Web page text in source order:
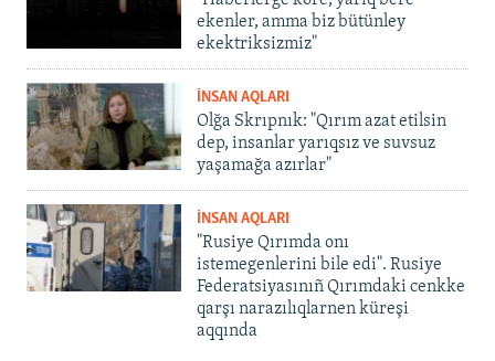
ekenler, amma biz bütünley
ekektriksizmiz"
İNSAN AQLARI
Olğa Skrıpnık: "Qırım azat etilsin
dep, insanlar yarıqsız ve suvsuz
yaşamağa azırlar"
İNSAN AQLARI
"Rusiye Qırımda onı
istemegenlerini bile edi". Rusiye
Federatsiyasınıñ Qırımdaki cenkke
qarşı narazılıqlarnen küreşi
aqqında